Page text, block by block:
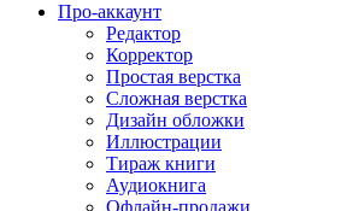
Про-аккаунт
Редактор
Корректор
Простая верстка
Сложная верстка
Дизайн обложки
Иллюстрации
Тираж книги
Аудиокнига
Офлайн-продажи